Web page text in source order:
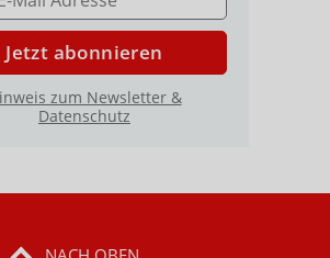
Jetzt abonnieren
zum Newsletter &
Datenschutz